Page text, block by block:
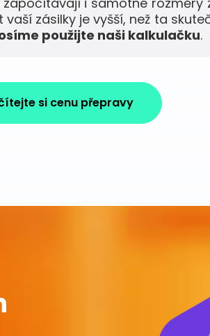
zásilky je vyšší, než ta
použijte naši kalkulačku.
si cenu přepravy